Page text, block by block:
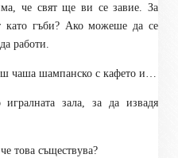
че свят ще ви се завие. За
като гъби? Ако можеше да се
работи.
чаша шампанско с кафето и…
зала, за да извадя
това съществува?